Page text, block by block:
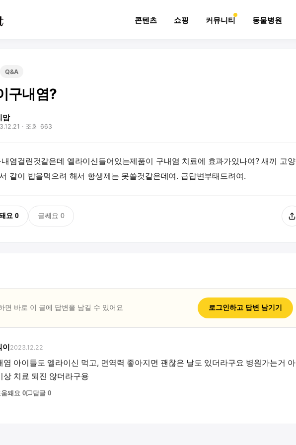
콘텐츠 쇼핑 커뮤니티 동물병원
Q&A
구내염?
맘
· 조회 663
염걸린것같은데 엘라이신들어있는제품이 구내염 치료에 효과가있나여? 새끼 고양
같이 밥을먹으려 해서 항생제는 못쓸것같은데여. 급답변부태드려여.
요 0 글쎄요 0
면 바로 이 글에 답변을 남길 수 있어요 로그인하고 답변 남기기
이 2023.12.22
염 아이들도 엘라이신 먹고, 면역력 좋아지면 괜찮은 날도 있더라구요 병원가는거 아
상 치료 되진 않더라구용
움돼요 0 답글 0